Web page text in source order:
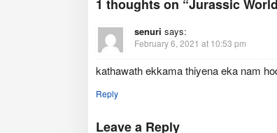
1 thoughts on “Jurassic
senuri says:
February 6, 2021 at 10:53 pm
kathawath ekkama thiyena eka nam
Reply
Leave a Reply